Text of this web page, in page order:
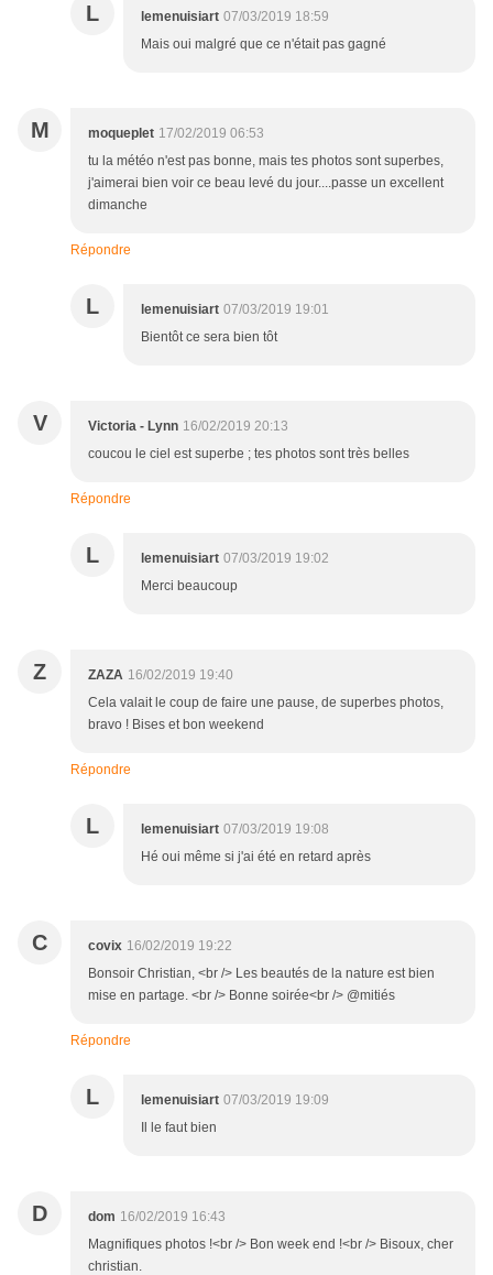
L lemenuisiart 07/03/2019 18:59
Mais oui malgré que ce n'était pas gagné
M moqueplet 17/02/2019 06:53
tu la météo n'est pas bonne, mais tes photos sont superbes,
j'aimerai bien voir ce beau levé du jour....passe un excellent
dimanche
Répondre
L lemenuisiart 07/03/2019 19:01
Bientôt ce sera bien tôt
V Victoria - Lynn 16/02/2019 20:13
coucou le ciel est superbe ; tes photos sont très belles
Répondre
L lemenuisiart 07/03/2019 19:02
Merci beaucoup
Z ZAZA 16/02/2019 19:40
Cela valait le coup de faire une pause, de superbes photos,
bravo ! Bises et bon weekend
Répondre
L lemenuisiart 07/03/2019 19:08
Hé oui même si j'ai été en retard après
C covix 16/02/2019 19:22
Bonsoir Christian, <br /> Les beautés de la nature est bien
mise en partage. <br /> Bonne soirée<br /> @mitiés
Répondre
L lemenuisiart 07/03/2019 19:09
Il le faut bien
D dom 16/02/2019 16:43
Magnifiques photos !<br /> Bon week end !<br /> Bisoux, cher
christian.